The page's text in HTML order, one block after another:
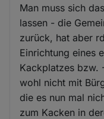
Man muss sich
lassen - die
zurück, hat aber
Einrichtung eines
Kackplatzes bzw.
wohl nicht mit
die es nun mal
zum Kacken in